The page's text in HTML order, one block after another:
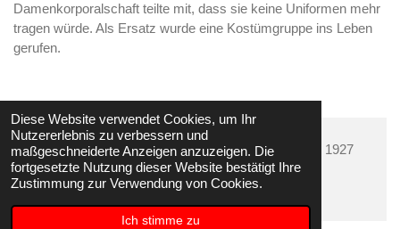
Diese Website verwendet Cookies, um Ihr
Nutzererlebnis zu verbessern und
maßgeschneiderte Anzeigen anzuzeigen. Die
fortgesetzte Nutzung dieser Website bestätigt Ihre
Zustimmung zur Verwendung von Cookies.
Ich stimme zu
Damenkorporalschaft teilte mit, dass sie keine Uniformen mehr
tragen würde. Als Ersatz wurde eine Kostümgruppe ins Leben
gerufen.
© 2023 - 2026 KG Onjekauchde Eschweiler-Röhe 1927
e.V.
Mit Unterstützung von Webador